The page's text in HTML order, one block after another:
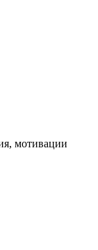
мотивации